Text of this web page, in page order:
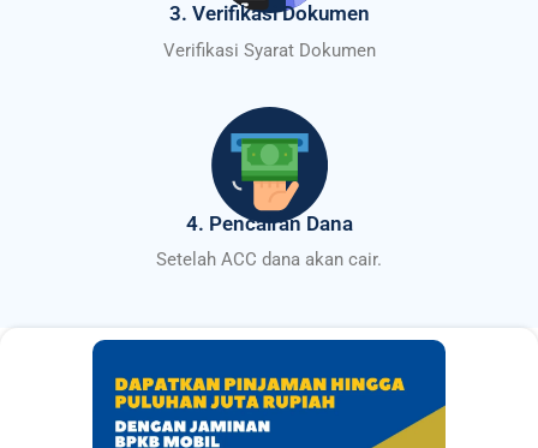
3. Verifikasi Dokumen
Verifikasi Syarat Dokumen
4. Pencairan Dana
Setelah ACC dana akan cair.